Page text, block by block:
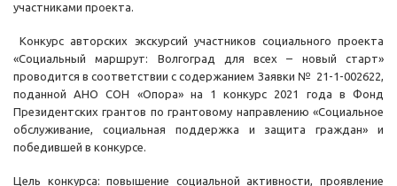
участниками проекта.
Конкурс авторских экскурсий участников социального проекта
«Социальный маршрут: Волгоград для всех – новый старт»
проводится в соответствии с содержанием Заявки № 21-1-002622,
поданной АНО СОН «Опора» на 1 конкурс 2021 года в Фонд
Президентских грантов по грантовому направлению «Социальное
обслуживание, социальная поддержка и защита граждан» и
победившей в конкурсе.
Цель конкурса: повышение социальной активности, проявление